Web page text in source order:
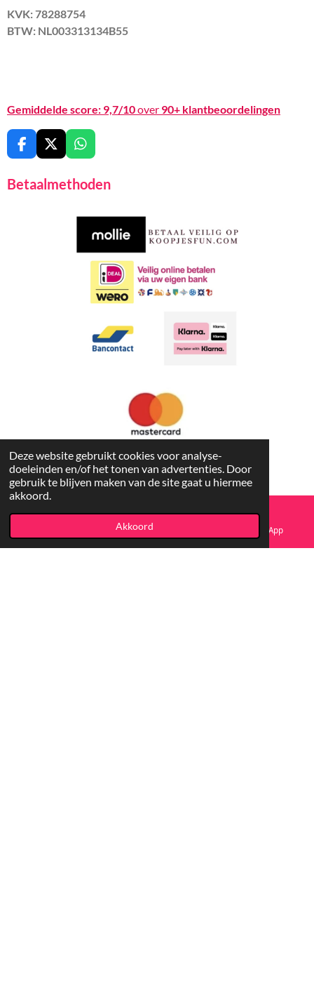
Deze website gebruikt cookies voor analyse-
doeleinden en/of het tonen van advertenties. Door
gebruik te blijven maken van de site gaat u hiermee
akkoord.
Akkoord
KVK: 78288754
BTW: NL003313134B55
Gemiddelde score: 9,7/10over 90+ klantbeoordelingen
F
a
c
e
X
W
h
t
A
Betaalmethoden
Copyright © 2023-2026 Koopjesfun
Facebook WhatsApp